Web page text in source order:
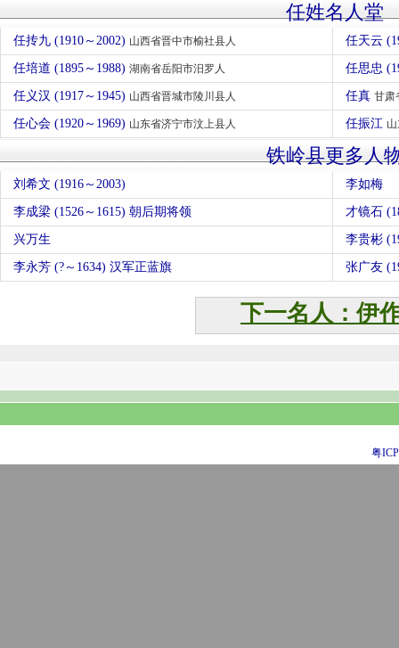
任姓名人堂
任抟九 (1910～2002) 山西省晋中市榆社县人 任天云
任培道 (1895～1988) 湖南省岳阳市汨罗人 任思忠
任义汉 (1917～1945) 山西省晋城市陵川县人 任真 甘肃
任心会 (1920～1969) 山东省济宁市汶上县人 任振江
铁岭县更多人
刘希文 (1916～2003) 李如梅
李成梁 (1526～1615) 朝后期将领 才镜石
兴万生 李贵彬
李永芳 (?～1634) 汉军正蓝旗 张广友
下一名人：伊
粤